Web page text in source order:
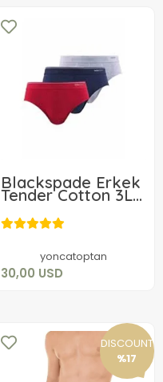
Blackspade Erkek
Tender Cotton 3Lü
Slip 9672
yoncatoptan
30,00 USD
30,00 USD
DISCOUNT
%17